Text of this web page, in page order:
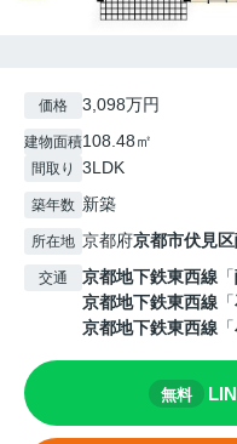
価格 3,098万円
建物面積108.48㎡
間取り 3LDK
築年数 新築
所在地 京都府京都市伏見区
交通 京都地下鉄東西線 「
京都地下鉄東西線 「
京都地下鉄東西線 「
無料